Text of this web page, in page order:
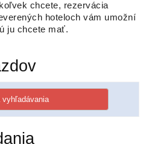
chcete, rezervácia
hoteloch vám umožní
ju chcete mať.